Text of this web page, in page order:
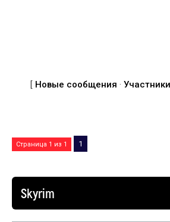
[ Новые сообщения · Участники
Страница 1 из 1 1
Skyrim